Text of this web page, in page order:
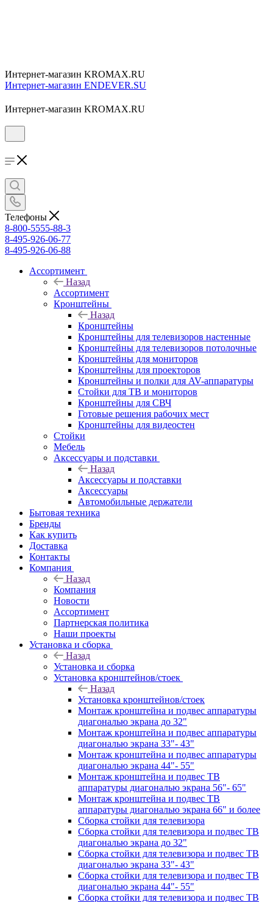
Интернет-магазин KROMAX.RU
Интернет-магазин ENDEVER.SU
Интернет-магазин KROMAX.RU
Телефоны
8-800-5555-88-3
8-495-926-06-77
8-495-926-06-88
Ассортимент
Назад
Ассортимент
Кронштейны
Назад
Кронштейны
Кронштейны для телевизоров настенные
Кронштейны для телевизоров потолочные
Кронштейны для мониторов
Кронштейны для проекторов
Кронштейны и полки для AV-аппаратуры
Стойки для ТВ и мониторов
Кронштейны для СВЧ
Готовые решения рабочих мест
Кронштейны для видеостен
Стойки
Мебель
Аксессуары и подставки
Назад
Аксессуары и подставки
Аксессуары
Автомобильные держатели
Бытовая техника
Бренды
Как купить
Доставка
Контакты
Компания
Назад
Компания
Новости
Ассортимент
Партнерская политика
Наши проекты
Установка и сборка
Назад
Установка и сборка
Установка кронштейнов/стоек
Назад
Установка кронштейнов/стоек
Монтаж кронштейна и подвес аппаратуры
диагональю экрана до 32"
Монтаж кронштейна и подвес аппаратуры
диагональю экрана 33"- 43"
Монтаж кронштейна и подвес аппаратуры
диагональю экрана 44"- 55"
Монтаж кронштейна и подвес ТВ
аппаратуры диагональю экрана 56"- 65"
Монтаж кронштейна и подвес ТВ
аппаратуры диагональю экрана 66" и более
Сборка стойки для телевизора
Сборка стойки для телевизора и подвес ТВ
диагональю экрана до 32"
Сборка стойки для телевизора и подвес ТВ
диагональю экрана 33"- 43"
Сборка стойки для телевизора и подвес ТВ
диагональю экрана 44"- 55"
Сборка стойки для телевизора и подвес ТВ